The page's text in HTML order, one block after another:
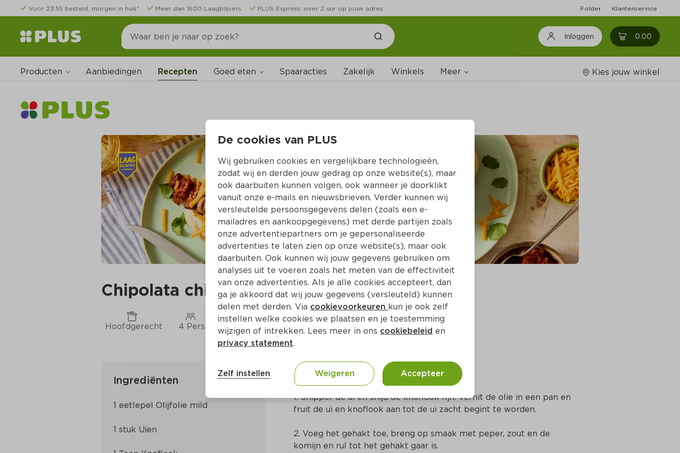
Voor 23:55 besteld, morgen in huis* Meer dan 1600 Laagblijvers PLUS Express: over 2 uur op jouw adres Folder Klantenservice
Inloggen 0.00 0
Producten Aanbiedingen Recepten Goed eten Spaaracties Zakelijk Winkels Meer
Wijnshop
Boodschappenlijstjes
Kies jouw winkel
Chipolata chili hotdogs van de bbq
Hoofdgerecht 4 Pers. Ca. 45 Min 10.93 Voor 4 Pers.
Ingrediënten
1 eetlepel Olijfolie mild
1 stuk Uien
Bereidingswijze
1. Snipper de ui en snijd de knoflook fijn. Verhit de olie in een pan en
fruit de ui en knoflook aan tot de ui zacht begint te worden.
2. Voeg het gehakt toe, breng op smaak met peper, zout en de
komijn en rul tot het gehakt gaar is.
De cookies van PLUS
Wij gebruiken cookies en vergelijkbare technologieën,
zodat wij en derden jouw gedrag op onze website(s), maar
ook daarbuiten kunnen volgen, ook wanneer je doorklikt
vanuit onze e-mails en nieuwsbrieven. Verder kunnen wij
versleutelde persoonsgegevens delen (zoals een e-
mailadres en aankoopgegevens) met derde partijen zoals
onze advertentiepartners om je gepersonaliseerde
advertenties te laten zien op onze website(s), maar ook
daarbuiten. Ook kunnen wij jouw gegevens gebruiken om
analyses uit te voeren zoals het meten van de effectiviteit
van onze advertenties. Als je alle cookies accepteert, dan
ga je akkoord dat wij jouw gegevens (versleuteld) kunnen
delen met derden. Via cookievoorkeuren kun je ook zelf
instellen welke cookies we plaatsen en je toestemming
wijzigen of intrekken. Lees meer in ons cookiebeleid en
privacy statement.
Zelf instellen Weigeren Accepteer